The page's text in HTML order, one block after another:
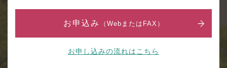
お申込み （WebまたはFAX）
お申し込みの流れはこちら